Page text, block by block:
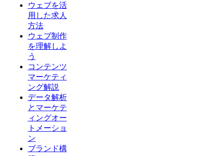
ウェブを活
用した求人
方法
ウェブ制作
を理解しよ
う
コンテンツ
マーケティ
ング解説
データ解析
とマーケテ
ィングオー
トメーショ
ン
ブランド構